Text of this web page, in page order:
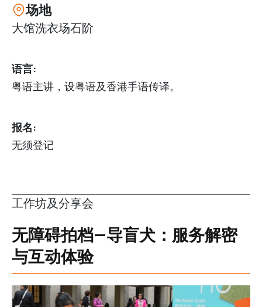
场地
大馆洗衣场石阶
语言:
粤语主讲，设粤语及香港手语传译。
报名:
无须登记
无障碍拍档—导盲犬：服务解密
与互动体验
工作坊及分享会